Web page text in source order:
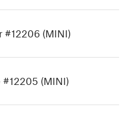
#12206 (MINI)
#12205 (MINI)